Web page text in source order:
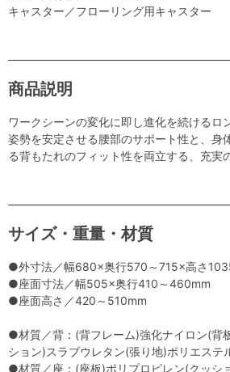
キャスター／フローリング用キャスター
商品説明
ワークシーンの変化に即し進化を続けるロ
姿勢を安定させる腰部のサポート性と、身
る背もたれのフィット性を両立する、充実
サイズ・重量・材質
●外寸法／幅680×奥行570～715×高さ
●座面寸法／幅505×奥行410～460mm
●座面高さ／420～510mm
●材質／背：(背フレーム)強化ナイロン(背
ション)スラブウレタン(張り地)ポリエステ
●材質／座：(座板)ポリプロピレン(クッシ